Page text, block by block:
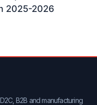
2025-2026
B2B and manufacturing